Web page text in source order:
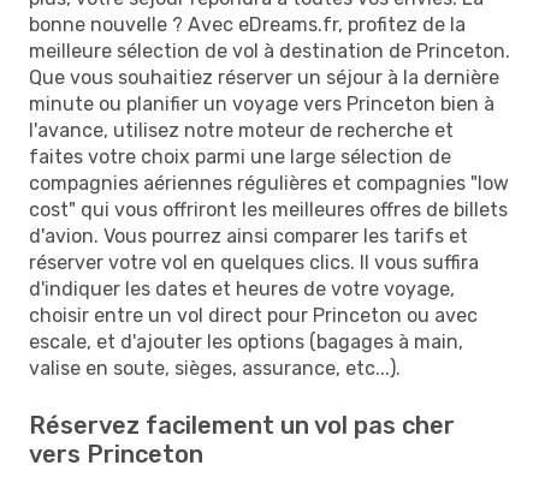
bonne nouvelle ? Avec eDreams.fr, profitez de la
meilleure sélection de vol à destination de Princeton.
Que vous souhaitiez réserver un séjour à la dernière
minute ou planifier un voyage vers Princeton bien à
l'avance, utilisez notre moteur de recherche et
faites votre choix parmi une large sélection de
compagnies aériennes régulières et compagnies "low
cost" qui vous offriront les meilleures offres de billets
d'avion. Vous pourrez ainsi comparer les tarifs et
réserver votre vol en quelques clics. Il vous suffira
d'indiquer les dates et heures de votre voyage,
choisir entre un vol direct pour Princeton ou avec
escale, et d'ajouter les options (bagages à main,
valise en soute, sièges, assurance, etc...).
Réservez facilement un vol pas cher
vers Princeton